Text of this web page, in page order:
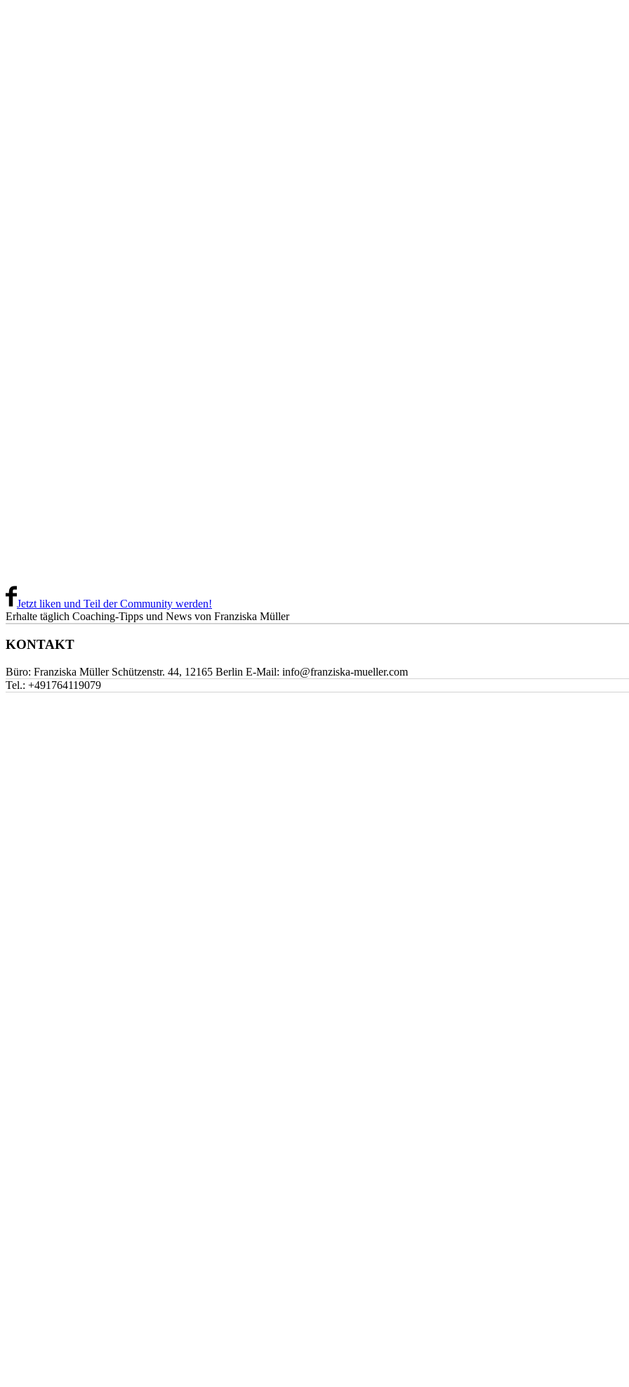
Jetzt liken und Teil der Community werden!
Erhalte täglich Coaching-Tipps und News von Franziska Müller
KONTAKT
Büro: Franziska Müller Schützenstr. 44, 12165 Berlin E-Mail: info@franziska-mueller.com
Tel.: +491764119079